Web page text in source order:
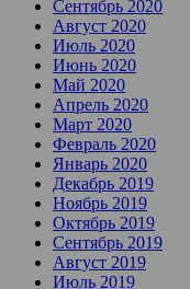
Сентябрь 2020
Август 2020
Июль 2020
Июнь 2020
Май 2020
Апрель 2020
Март 2020
Февраль 2020
Январь 2020
Декабрь 2019
Ноябрь 2019
Октябрь 2019
Сентябрь 2019
Август 2019
Июль 2019